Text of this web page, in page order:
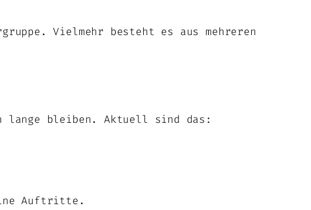
Vielmehr besteht es aus mehreren
lange bleiben. Aktuell sind das:
Auftritte.